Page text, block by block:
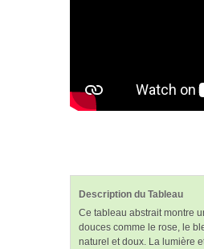
Description du Tableau
Ce tableau abstrait montre
douces comme le rose, le
naturel et doux. La lumière